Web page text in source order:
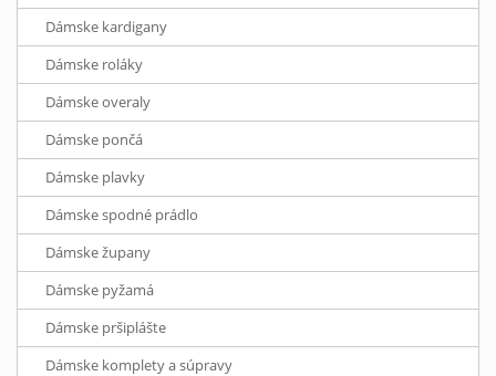
Dámske kardigany
Dámske roláky
Dámske overaly
Dámske pončá
Dámske plavky
Dámske spodné prádlo
Dámske župany
Dámske pyžamá
Dámske pršiplášte
Dámske komplety a súpravy